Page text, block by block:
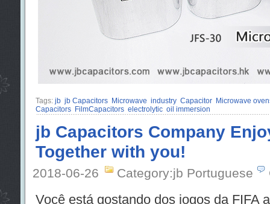
Tags: jb jb Capacitors Microwave industry Capacitor
Microwave
Capacitors
FilmCapacitors electrolytic oil immersion
jb Capacitors Company
Together with you!
2018-06-26 Category:jb Portuguese
Você está gostando dos jogos da FIFA